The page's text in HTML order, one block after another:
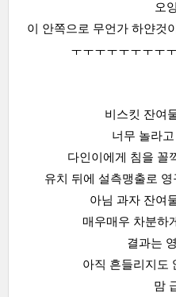
오
이 안쪽으로 무언가 하얀것
ㅜㅜㅜㅜㅜㅜㅜㅜ
비스킷 잔여
너무 놀라
다인이에게 침을 꼴
유치 뒤에 설측맹출로
아님 과자 잔여
매우매우 차분하
결과는
아직 흔들리지도
맘